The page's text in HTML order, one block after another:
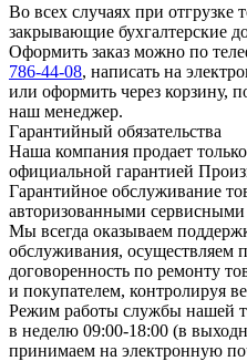
Во всех случаях при отгрузке
закрывающие бухгалтерские
Оформить заказ можно по
786-44-08, написать на
или оформить через корзину,
наш менеджер.
Гарантийный обязательства
Наша компания продает
официальной гарантией
Гарантийное обслуживание
авторизованными
Мы всегда оказываем
обслуживания, осуществляем
договоренность по ремонту
и покупателем, контролируя
Режим работы службы нашей
в неделю 09:00-18:00 (в
принимаем на электронную